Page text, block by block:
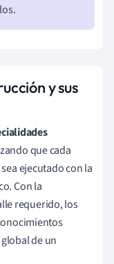
y sus
que cada
sea ejecutado con la
Con la
requerido, los
de un